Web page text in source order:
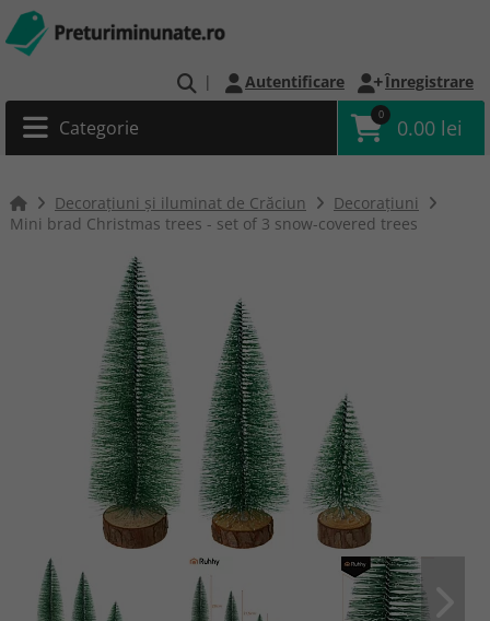
| Autentificare Înregistrare
Categorie
0
0.00 lei
Decorațiuni și iluminat de Crăciun
Decorațiuni
Mini brad Christmas trees - set of 3 snow-covered trees